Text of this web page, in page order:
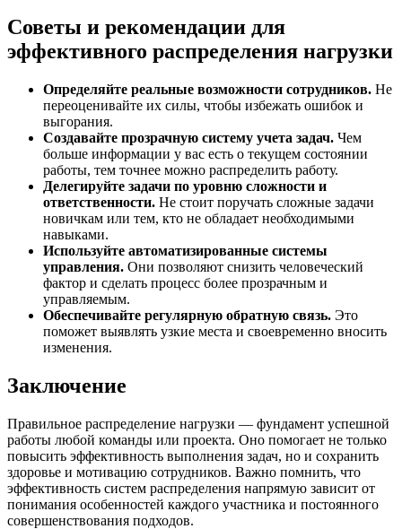
Советы и рекомендации для
эффективного распределения нагрузки
Определяйте реальные возможности сотрудников. Не
переоценивайте их силы, чтобы избежать ошибок и
выгорания.
Создавайте прозрачную систему учета задач. Чем
больше информации у вас есть о текущем состоянии
работы, тем точнее можно распределить работу.
Делегируйте задачи по уровню сложности и
ответственности. Не стоит поручать сложные задачи
новичкам или тем, кто не обладает необходимыми
навыками.
Используйте автоматизированные системы
управления. Они позволяют снизить человеческий
фактор и сделать процесс более прозрачным и
управляемым.
Обеспечивайте регулярную обратную связь. Это
поможет выявлять узкие места и своевременно вносить
изменения.
Заключение
Правильное распределение нагрузки — фундамент успешной
работы любой команды или проекта. Оно помогает не только
повысить эффективность выполнения задач, но и сохранить
здоровье и мотивацию сотрудников. Важно помнить, что
эффективность систем распределения напрямую зависит от
понимания особенностей каждого участника и постоянного
совершенствования подходов.